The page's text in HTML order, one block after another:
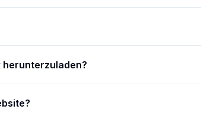
herunterzuladen?